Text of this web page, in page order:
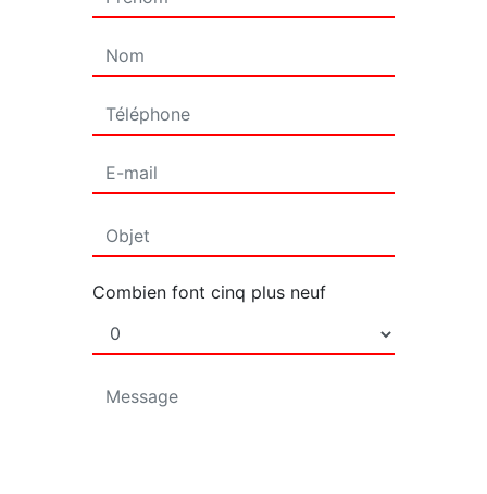
Combien font cinq plus neuf